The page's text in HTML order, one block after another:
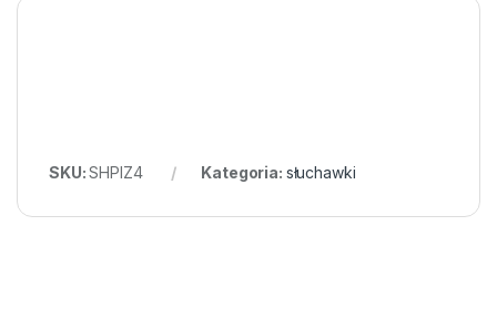
SKU:SHPIZ4 Kategoria: słuchawki